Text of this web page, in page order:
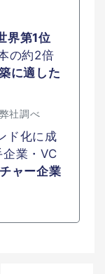
界第1位
の約2倍
に適した
社調べ
ド化に成
業・VC
ャー企業